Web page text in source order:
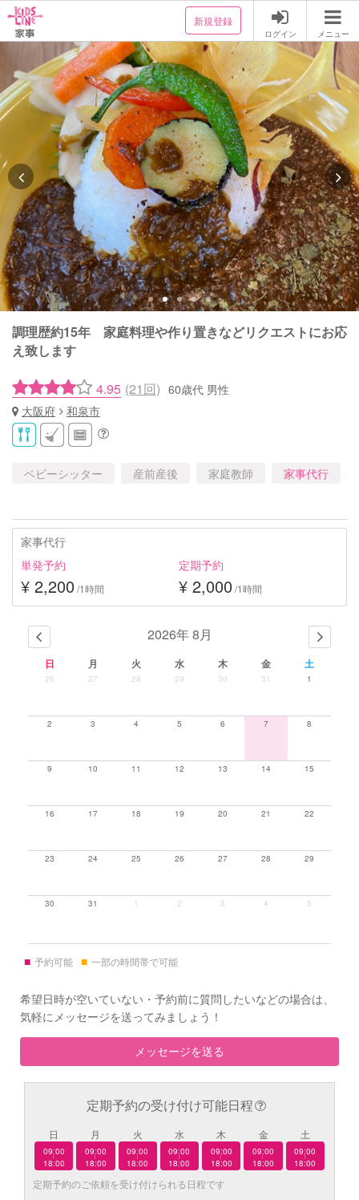
新規登録
ログイン メニュー
調理歴約15年 家庭料理や作り置きなどリクエストにお応
え致します
4.95 (21回) 60歳代 男性
大阪府
和泉市
ベビーシッター 産前産後 家庭教師 家事代行
家事代行
単発予約
¥ 2,200 /1時間
定期予約
¥ 2,000 /1時間
2026年 8月
日 月 火 水 木 金 土
26 27 28 29 30 31 1
2 3 4 5 6 7 8
9 10 11 12 13 14 15
16 17 18 19 20 21 22
23 24 25 26 27 28 29
30 31 1 2 3 4 5
■ 予約可能 ■ 一部の時間帯で可能
希望日時が空いていない・予約前に質問したいなどの場合は、
気軽にメッセージを送ってみましょう！
メッセージを送る
定期予約の受け付け可能日程
日
09:00
|
18:00
月
09:00
|
18:00
火
09:00
|
18:00
水
09:00
|
18:00
木
09:00
|
18:00
金
09:00
|
18:00
土
09:00
|
18:00
定期予約のご依頼を受け付けられる日程です